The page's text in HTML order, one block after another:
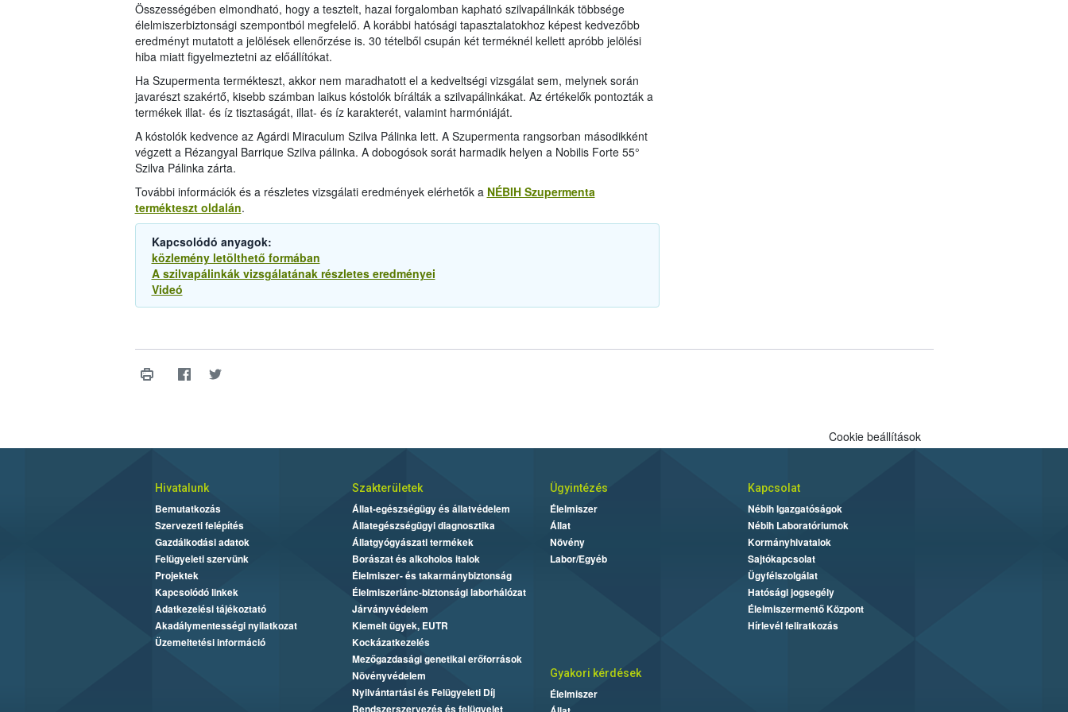
Összességében elmondható, hogy a tesztelt, hazai forgalomban kapható szilvapálinkák többsége
élelmiszerbiztonsági szempontból megfelelő. A korábbi hatósági tapasztalatokhoz képest kedvezőbb
eredményt mutatott a jelölések ellenőrzése is. 30 tételből csupán két terméknél kellett apróbb jelölési
hiba miatt figyelmeztetni az előállítókat.
Ha Szupermenta termékteszt, akkor nem maradhatott el a kedveltségi vizsgálat sem, melynek során
javarészt szakértő, kisebb számban laikus kóstolók bírálták a szilvapálinkákat. Az értékelők pontozták a
termékek illat- és íz tisztaságát, illat- és íz karakterét, valamint harmóniáját.
A kóstolók kedvence az Agárdi Miraculum Szilva Pálinka lett. A Szupermenta rangsorban másodikként
végzett a Rézangyal Barrique Szilva pálinka. A dobogósok sorát harmadik helyen a Nobilis Forte 55°
Szilva Pálinka zárta.
További információk és a részletes vizsgálati eredmények elérhetők a NÉBIH Szupermenta
termékteszt oldalán.
Kapcsolódó anyagok:
közlemény letölthető formában
A szilvapálinkák vizsgálatának részletes eredményei
Videó
Cookie beállítások
Hivatalunk
Bemutatkozás
Szervezeti felépítés
Gazdálkodási adatok
Felügyeleti szervünk
Projektek
Kapcsolódó linkek
Adatkezelési tájékoztató
Akadálymentességi nyilatkozat
Üzemeltetési információ
Szakterületek
Állat-egészségügy és állatvédelem
Állategészségügyi diagnosztika
Állatgyógyászati termékek
Borászat és alkoholos italok
Élelmiszer- és takarmánybiztonság
Élelmiszerlánc-biztonsági laborhálózat
Járványvédelem
Kiemelt ügyek, EUTR
Kockázatkezelés
Mezőgazdasági genetikai erőforrások
Növényvédelem
Nyilvántartási és Felügyeleti Díj
Rendszerszervezés és felügyelet
Ügyintézés
Élelmiszer
Állat
Növény
Labor/Egyéb
Kapcsolat
Nébih Igazgatóságok
Nébih Laboratóriumok
Kormányhivatalok
Sajtókapcsolat
Ügyfélszolgálat
Hatósági jogsegély
Élelmiszermentő Központ
Hírlevél feliratkozás
Gyakori kérdések
Élelmiszer